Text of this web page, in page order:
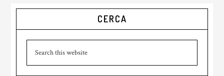
Primary
Sidebar
CERCA
this